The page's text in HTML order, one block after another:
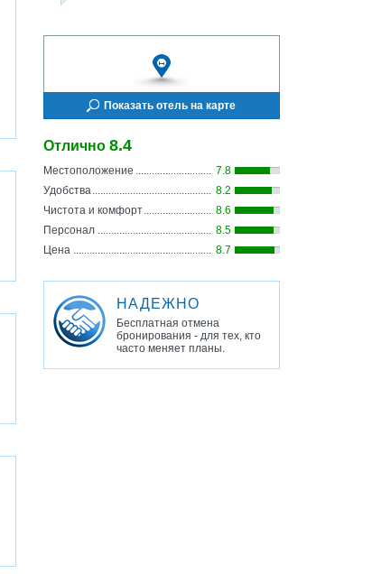
Показать отель на карте
Отлично 8.4
Местоположение
7.8
Удобства
8.2
Чистота и комфорт
8.6
Персонал
8.5
Цена
8.7
НАДЕЖНО
Бесплатная отмена
бронирования - для тех, кто
часто меняет планы.